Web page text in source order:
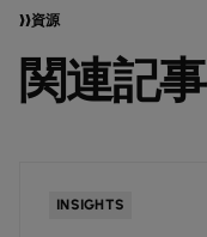
資源
関連記事
INSIGHTS